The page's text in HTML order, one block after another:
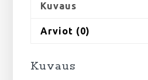
Kuvaus
Arviot (0)
Kuvaus